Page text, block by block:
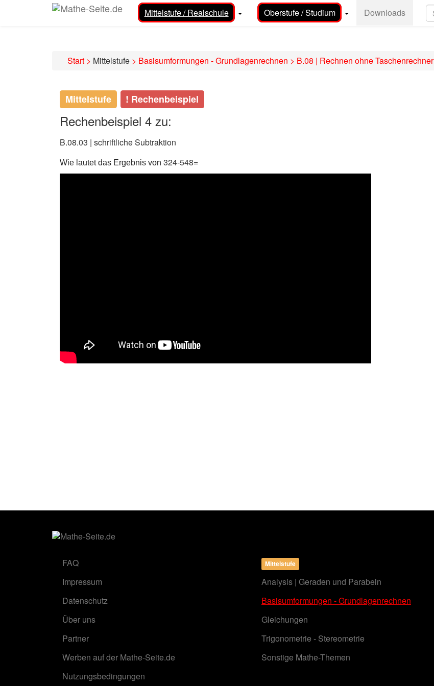
Mittelstufe / Realschule Oberstufe / Studium Downloads
Start > Mittelstufe > Basisumformungen - Grundlagenrechnen > B.08 | Rechnen ohne Taschenrechner
Mittelstufe ! Rechenbeispiel
Rechenbeispiel 4 zu:
B.08.03 | schriftliche Subtraktion
Wie lautet das Ergebnis von 324-548=
FAQ
Impressum
Datenschutz
Über uns
Partner
Werben auf der Mathe-Seite.de
Nutzungsbedingungen
Mittelstufe
Analysis | Geraden und Parabeln
Basisumformungen - Grundlagenrechnen
Gleichungen
Trigonometrie - Stereometrie
Sonstige Mathe-Themen